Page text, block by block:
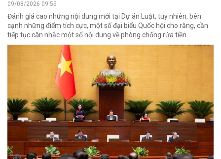
09/08/2026 09:55
Đánh giá cao những nội dung mới tại Dự án Luật, tuy nhiên, bên
cạnh những điểm tích cực, một số đại biểu Quốc hội cho rằng, cần
tiếp tục cân nhắc một số nội dung về phòng chống rửa tiền.